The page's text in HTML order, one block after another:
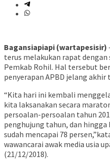
Bagansiapiapi (wartapesisir)
terus melakukan rapat
Pemkab Rohil. Hal tersebut
penyerapan APBD jelang akhir
“Kita hari ini kembali
kita laksanakan secara
persoalan-persoalan tahun
penghujung tahun, dan hingga
sudah mencapai 78
wawancarai awak media usia
(21/12/2018).